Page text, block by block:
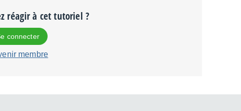
réagir à cet tutoriel ?
connecter
membre